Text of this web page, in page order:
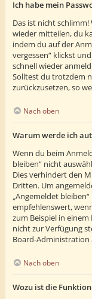
Ich habe mein
Das ist nicht
wieder mitteilen, du
indem du auf der
vergessen“ klickst
schnell wieder
Solltest du trotzdem
zurückzusetzen, so
Nach oben
Warum werde ich
Wenn du beim
bleiben“ nicht
Dies verhindert den
Dritten. Um
„Angemeldet
empfehlenswert,
zum Beispiel in
nicht zur Verfügung
Board-Administration
Nach oben
Wozu ist die